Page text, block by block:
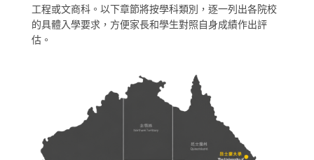
工程或文商科。以下章節將按學科類別，逐一列出各院校
的具體入學要求，方便家長和學生對照自身成績作出評
估。